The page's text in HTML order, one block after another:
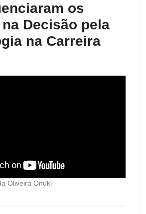
os
Decisão pela
na Carreira
Oliveira Onuki